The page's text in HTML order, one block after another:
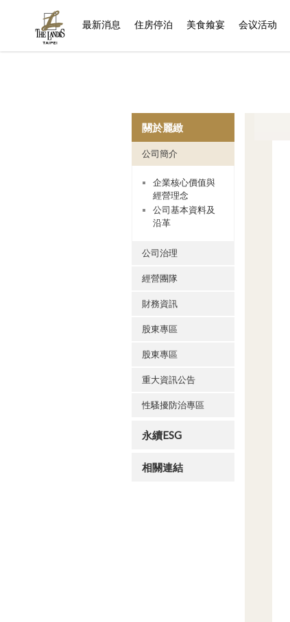
最新消息 住房停泊 (current)
美食飨宴 会议活动
關於麗緻
公司簡介
企業核心價值與
經營理念
公司基本資料及
沿革
公司治理
經營團隊
財務資訊
股東專區
股東專區
重大資訊公告
性騷擾防治專區
永續ESG
相關連結